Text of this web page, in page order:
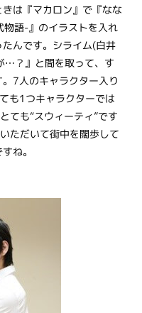
は『マカロン』で『なな
語-』のイラストを入れ
んです。シライム(白井
…？』と間を取って、す
7人のキャラクター入り
も1つキャラクターでは
ても“スウィーティ”です
ただいて街中を闊歩して
ね。